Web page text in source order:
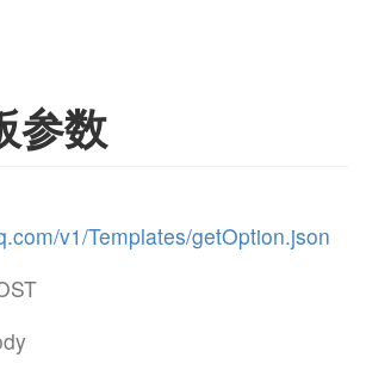
参数
v1/Templates/getOption.json